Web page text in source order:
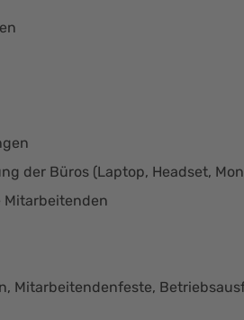
der Büros (Laptop, Headset,
Mitarbeitenden
Mitarbeitendenfeste,